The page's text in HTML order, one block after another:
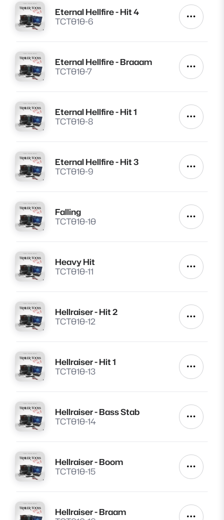
Lire
Eternal Hellfire - Hit 4
TCT010-6
Autres
Lire
Eternal Hellfire - Braaam
TCT010-7
Autres
Lire
Eternal Hellfire - Hit 1
TCT010-8
Autres
Lire
Eternal Hellfire - Hit 3
TCT010-9
Autres
Lire
Falling
TCT010-10
Autres
Lire
Heavy Hit
TCT010-11
Autres
Lire
Hellraiser - Hit 2
TCT010-12
Autres
Lire
Hellraiser - Hit 1
TCT010-13
Autres
Lire
Hellraiser - Bass Stab
TCT010-14
Autres
Lire
Hellraiser - Boom
TCT010-15
Autres
Lire
Hellraiser - Braam